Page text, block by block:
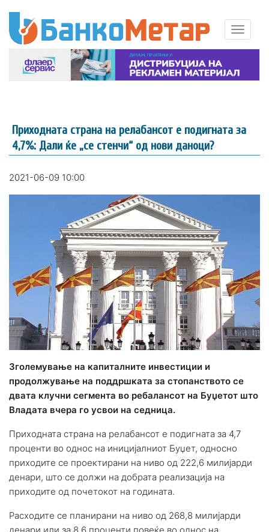
Приходната страна на релабансот е подигната за
4,7%: Дали ќе „се стенчи“ од нови даноци?
2021-06-09 10:00
Зголемување на капиталните инвестиции и
продолжување на поддршката за стопанството се
двата клучни сегмента во ребалансот на Буџетот што
Владата вчера го усвои на седница.
Приходната страна на релабансот е подигната за 4,7
проценти во однос на иницијалниот Буџет, односно
приходите се проектирани на ниво од 222,6 милијарди
денари, што се должи на добрата реализација на
приходите од почетокот на годината.
Расходите се планирани на ниво од 268,8 милијарди